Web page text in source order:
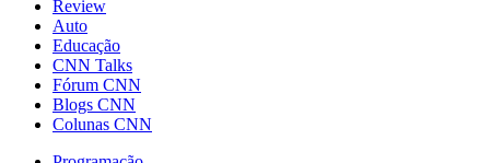
Review
Auto
Educação
CNN Talks
Fórum CNN
Blogs CNN
Colunas CNN